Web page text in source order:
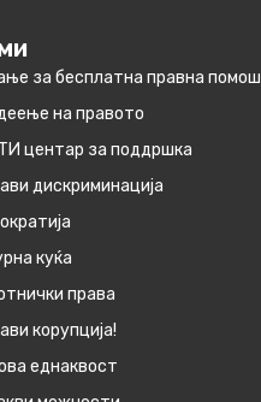
за бесплатна правна помош
на правото
центар за поддршка
дискриминација
куќа
права
корупција!
еднаквост